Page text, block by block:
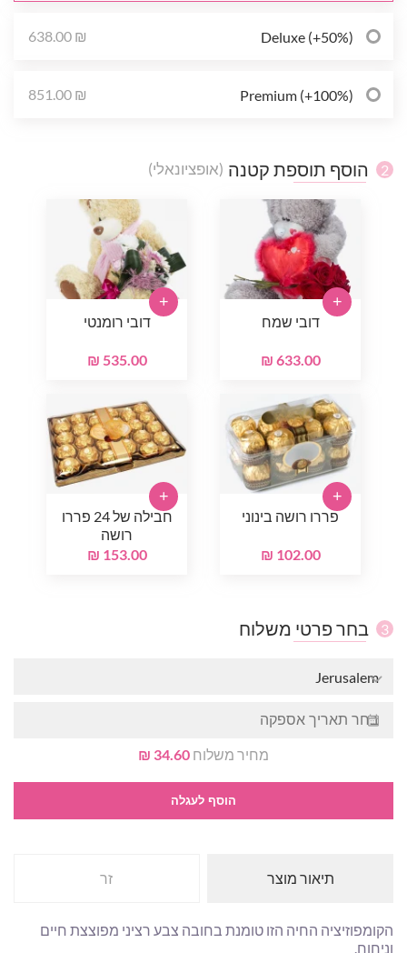
Deluxe (+50%)
638.00 ₪
Premium (+100%)
851.00 ₪
2 הוסף תוספת קטנה (אופציונאלי)
דובי שמח
633.00 ₪
+
דובי רומנטי
535.00 ₪
+
פררו רושה בינוני
102.00 ₪
+
חבילה של 24 פררו
רושה
153.00 ₪
+
3 בחר פרטי משלוח
Jerusalem
מחיר משלוח 34.60 ₪
הוסף לעגלה
תיאור מוצר זר
הקומפוזיציה החיה הזו טומנת בחובה צבע רציני מפוצצת חיים
וניחוח.